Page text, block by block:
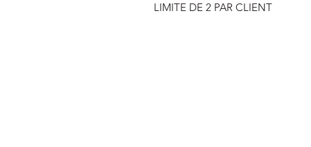
LIMITE DE 2 PAR CLIENT